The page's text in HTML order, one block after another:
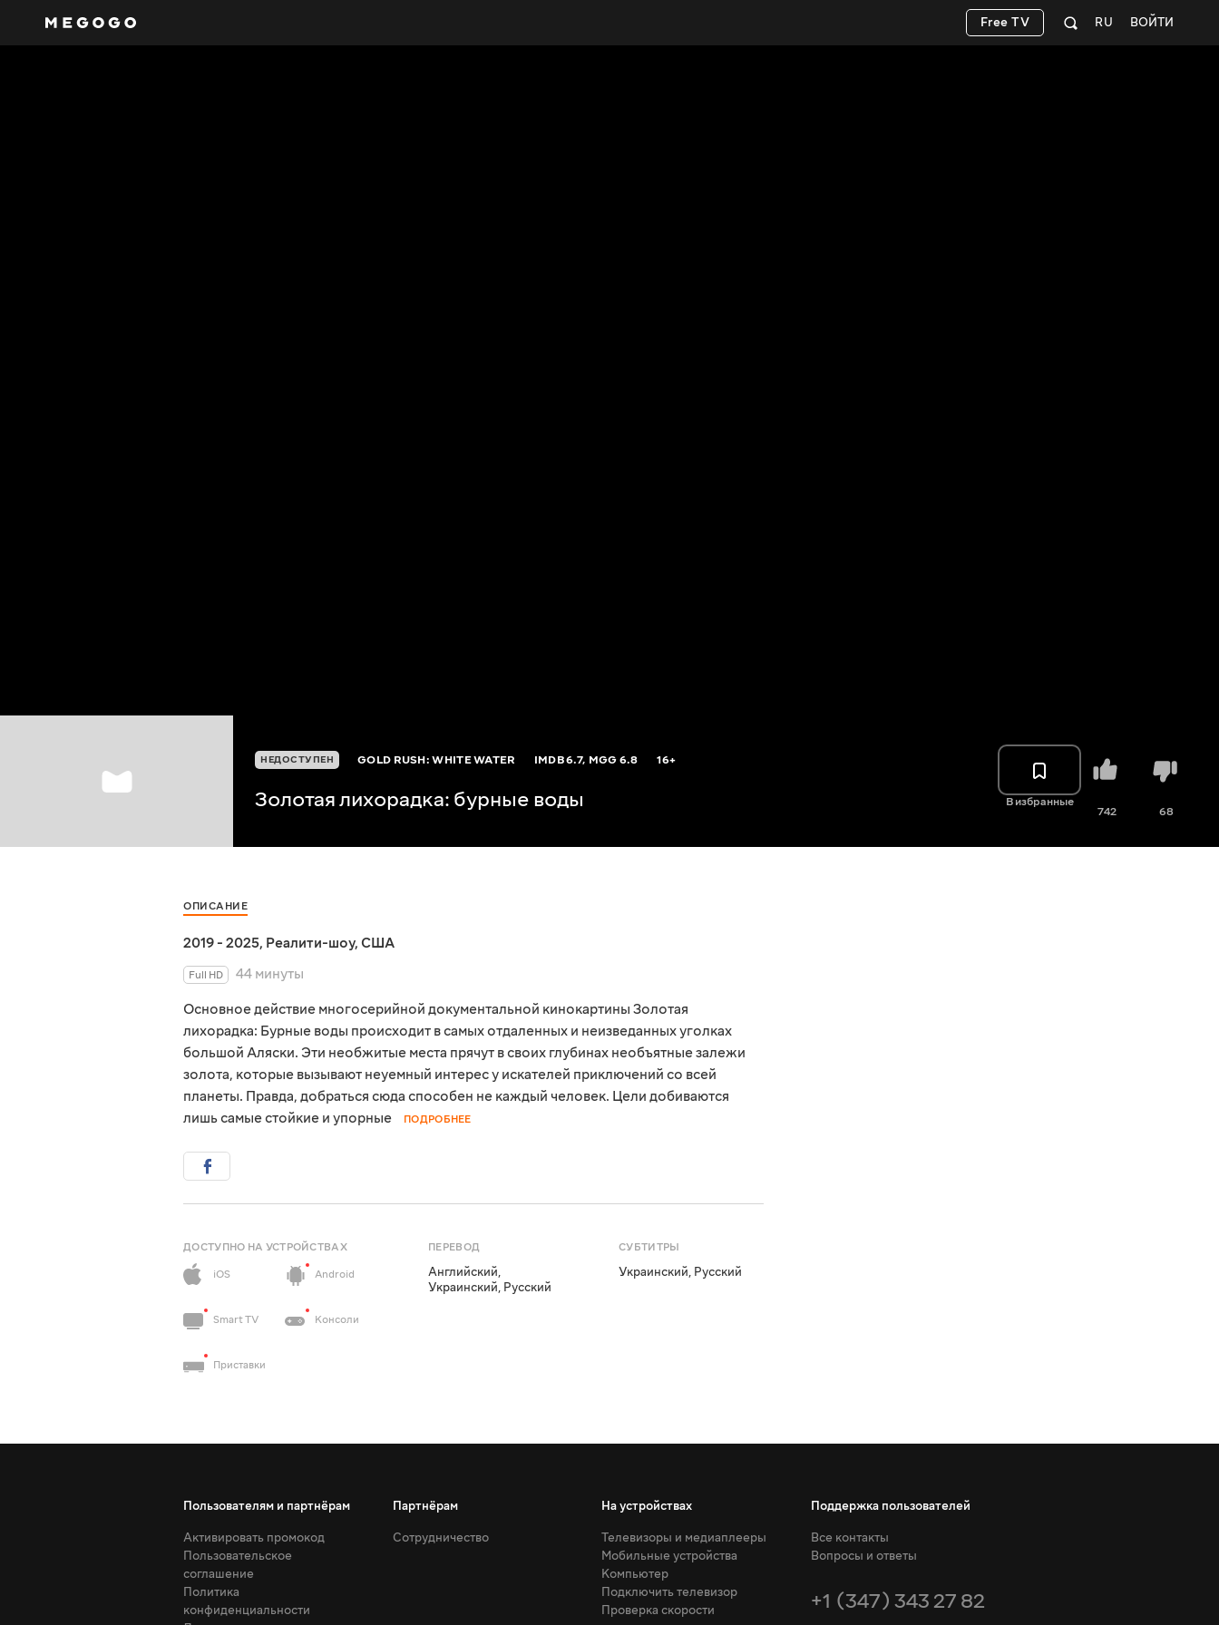
ВОЙТИ
RU
Free TV
НЕДОСТУПЕН GOLD RUSH: WHITE WATER IMDB6.7, MGG6.8 16+
Золотая лихорадка: бурные воды В избранные
742 68
ОПИСАНИЕ
2019 - 2025, Реалити-шоу, США
Full HD
44 минуты
Основное действие многосерийной документальной кинокартины Золотая
лихорадка: Бурные воды происходит в самых отдаленных и неизведанных уголках
большой Аляски. Эти необжитые места прячут в своих глубинах необъятные залежи
золота, которые вызывают неуемный интерес у искателей приключений со всей
планеты. Правда, добраться сюда способен не каждый человек. Цели добиваются
лишь самые стойкие и упорные
ПОДРОБНЕЕ
ДОСТУПНО НА УСТРОЙСТВАХ
iOS
Android
Smart TV Консоли
Приставки
ПЕРЕВОД
Английский,
Украинский, Русский
СУБТИТРЫ
Украинский, Русский
Пользователям и партнёрам
Активировать промокод
Пользовательское
соглашение
Политика
конфиденциальности
Партнёрам
Сотрудничество
На устройствах
Телевизоры и медиаплееры
Мобильные устройства
Компьютер
Подключить телевизор
Проверка скорости
Поддержка пользователей
Все контакты
Вопросы и ответы
+1 (347) 343 27 82